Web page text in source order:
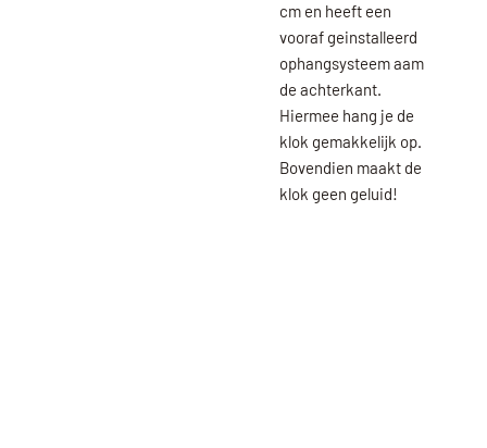
cm en heeft een
vooraf geinstalleerd
ophangsysteem aam
de achterkant.
Hiermee hang je de
klok gemakkelijk op.
Bovendien maakt de
klok geen geluid!